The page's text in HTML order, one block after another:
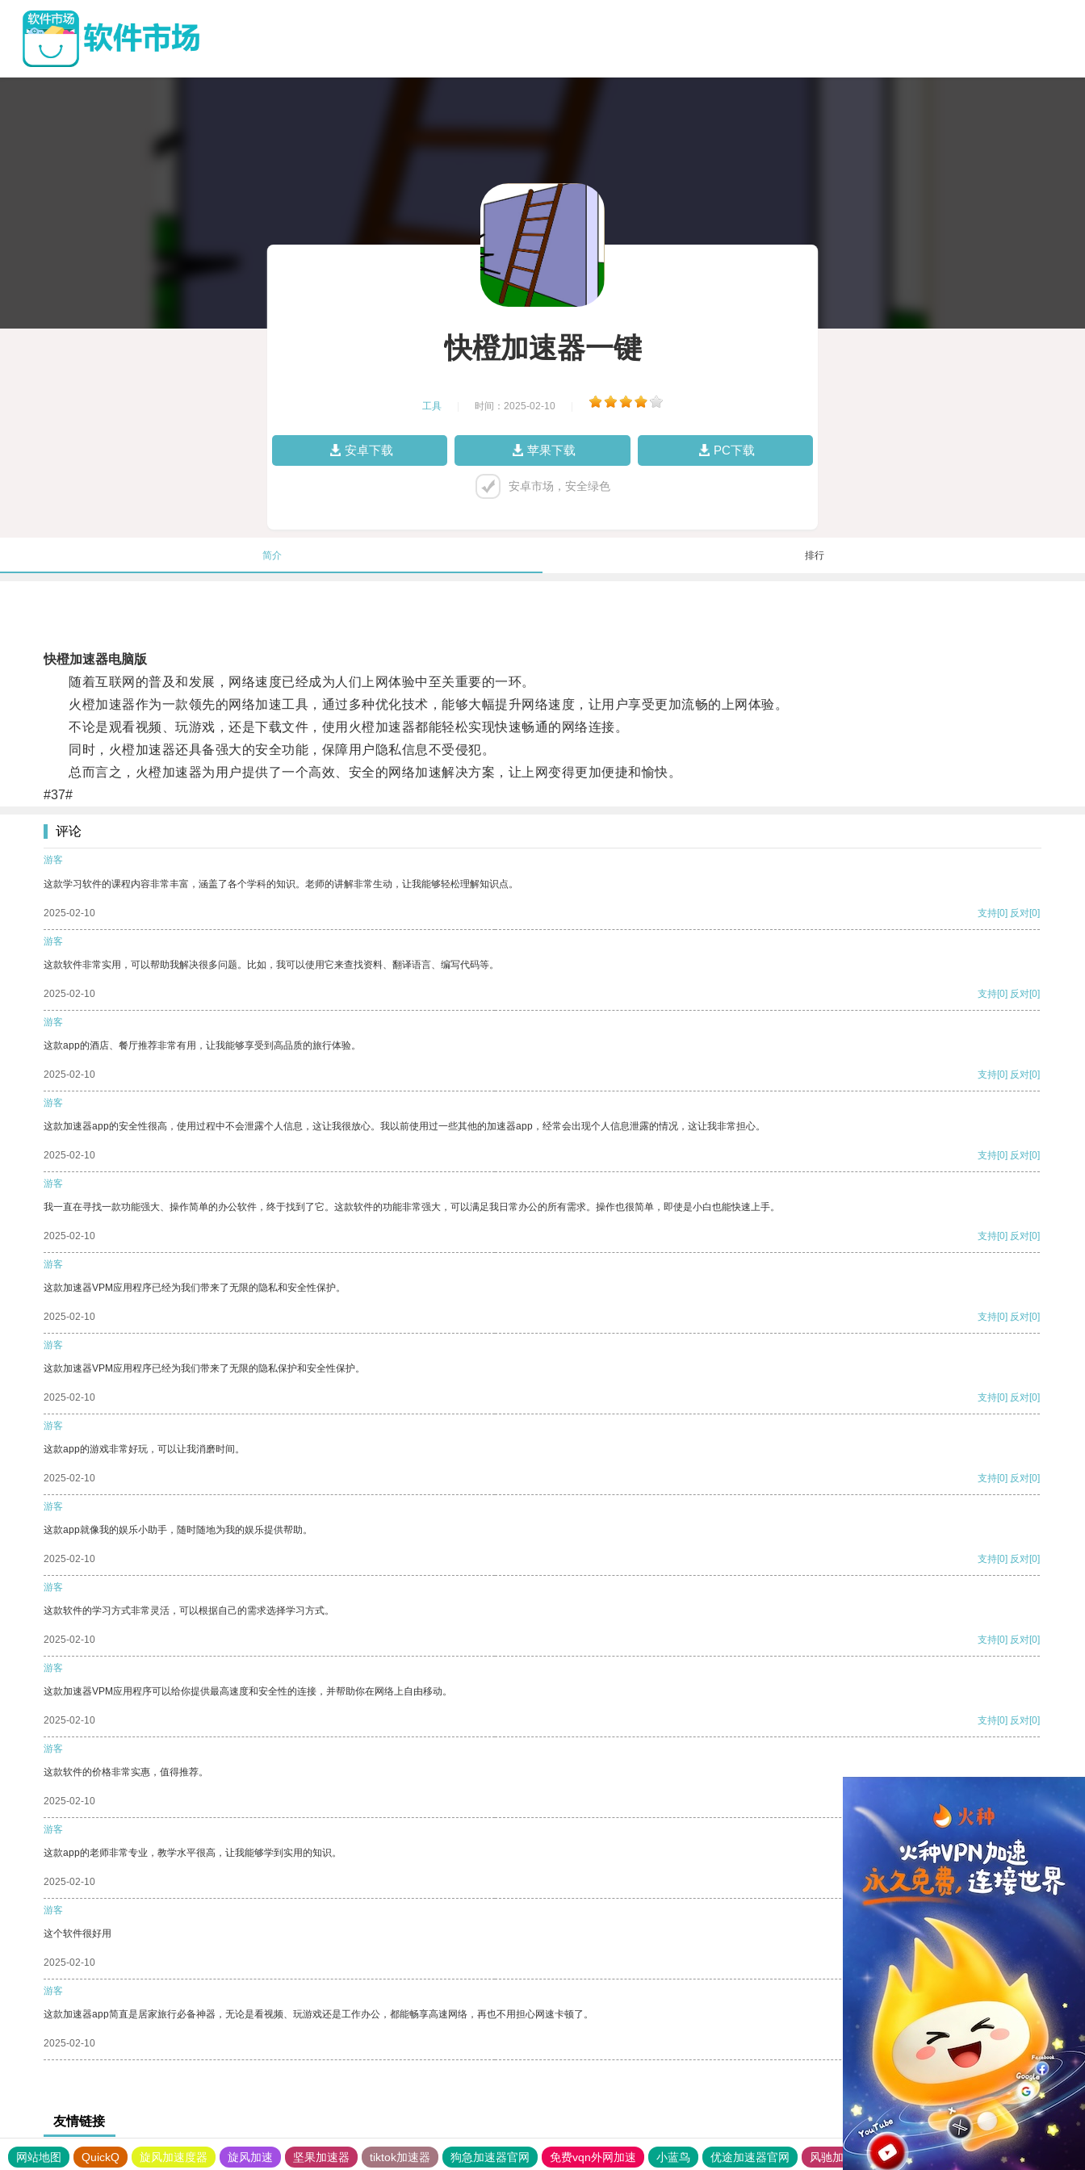
快橙加速器一键
工具 时间：2025-02-10
安卓下载 苹果下载 PC下载
安卓市场，安全绿色
简介 排行
快橙加速器电脑版
随着互联网的普及和发展，网络速度已经成为人们上网体验中至关重要的一环。
火橙加速器作为一款领先的网络加速工具，通过多种优化技术，能够大幅提升网络速度，让用户享受更加流畅的上网体验。
不论是观看视频、玩游戏，还是下载文件，使用火橙加速器都能轻松实现快速畅通的网络连接。
同时，火橙加速器还具备强大的安全功能，保障用户隐私信息不受侵犯。
总而言之，火橙加速器为用户提供了一个高效、安全的网络加速解决方案，让上网变得更加便捷和愉快。
#37#
评论
游客
这款学习软件的课程内容非常丰富，涵盖了各个学科的知识。老师的讲解非常生动，让我能够轻松理解知识点。
2025-02-10 支持[0] 反对[0]
游客
这款软件非常实用，可以帮助我解决很多问题。比如，我可以使用它来查找资料、翻译语言、编写代码等。
2025-02-10 支持[0] 反对[0]
游客
这款app的酒店、餐厅推荐非常有用，让我能够享受到高品质的旅行体验。
2025-02-10 支持[0] 反对[0]
游客
这款加速器app的安全性很高，使用过程中不会泄露个人信息，这让我很放心。我以前使用过一些其他的加速器app，经常会出现个人信息泄露的情况，这让我非常担心。
2025-02-10 支持[0] 反对[0]
游客
我一直在寻找一款功能强大、操作简单的办公软件，终于找到了它。这款软件的功能非常强大，可以满足我日常办公的所有需求。操作也很简单，即使是小白也能快速上手。
2025-02-10 支持[0] 反对[0]
游客
这款加速器VPM应用程序已经为我们带来了无限的隐私和安全性保护。
2025-02-10 支持[0] 反对[0]
游客
这款加速器VPM应用程序已经为我们带来了无限的隐私保护和安全性保护。
2025-02-10 支持[0] 反对[0]
游客
这款app的游戏非常好玩，可以让我消磨时间。
2025-02-10 支持[0] 反对[0]
游客
这款app就像我的娱乐小助手，随时随地为我的娱乐提供帮助。
2025-02-10 支持[0] 反对[0]
游客
这款软件的学习方式非常灵活，可以根据自己的需求选择学习方式。
2025-02-10 支持[0] 反对[0]
游客
这款加速器VPM应用程序可以给你提供最高速度和安全性的连接，并帮助你在网络上自由移动。
2025-02-10 支持[0] 反对[0]
游客
这款软件的价格非常实惠，值得推荐。
2025-02-10
游客
这款app的老师非常专业，教学水平很高，让我能够学到实用的知识。
2025-02-10 支持 [0] 反对[0]
游客
这个软件很好用
2025-02-10 支持[0] 反对
游客
这款加速器app简直是居家旅行必备神器，无论是看视频、玩游戏还是工作办公，都能畅享高速网络，再也不用担心网速卡顿了。
2025-02-10 支持[0] 反对[0]
友情链接
网站地图 QuickQ 旋风加速度器 旋风加速 坚果加速器 tiktok加速器 狗急加速器官网 免费vqn外网加速 小蓝鸟 优途加速器官网 风驰加速器 旋风加速器